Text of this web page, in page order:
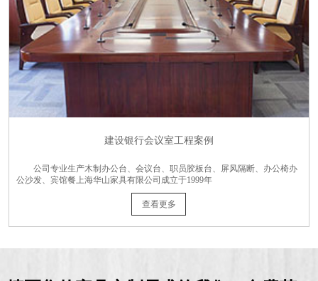
建设银行会议室工程案例
公司专业生产木制办公台、会议台、职员胶板台、屏风隔断、办公椅办
公沙发、宾馆餐上海华山家具有限公司成立于1999年
查看更多